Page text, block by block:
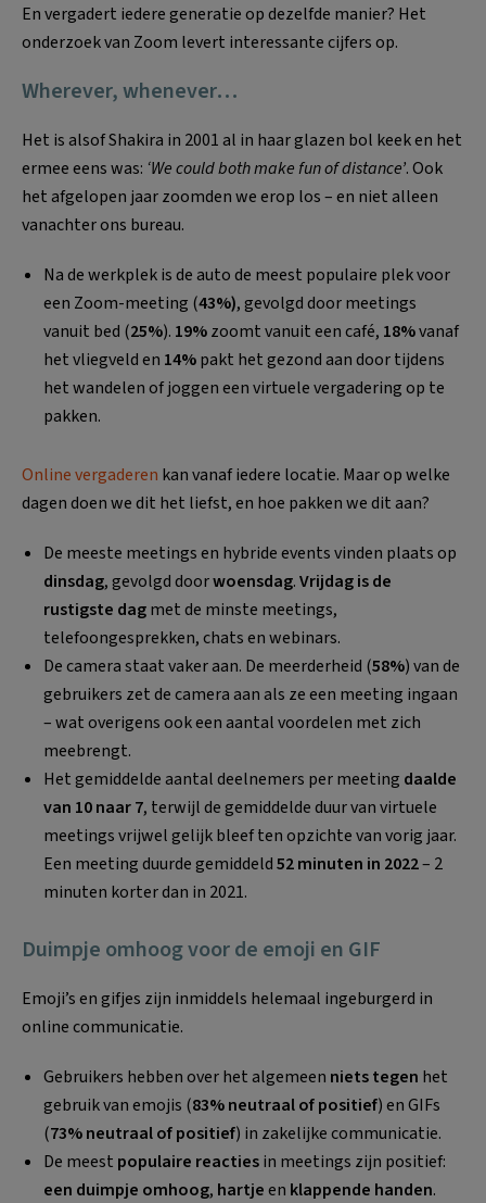
En vergadert iedere generatie op dezelfde manier? Het
onderzoek van Zoom levert interessante cijfers op.
Wherever, whenever…
Het is alsof Shakira in 2001 al in haar glazen bol keek en het
ermee eens was: ‘We could both make fun of distance’. Ook
het afgelopen jaar zoomden we erop los – en niet alleen
vanachter ons bureau.
Na de werkplek is de auto de meest populaire plek voor
een Zoom-meeting (43%), gevolgd door meetings
vanuit bed (25%). 19%zoomt vanuit een café, 18%vanaf
het vliegveld en 14%pakt het gezond aan door tijdens
het wandelen of joggen een virtuele vergadering op te
pakken.
Online vergaderen kan vanaf iedere locatie. Maar op welke
dagen doen we dit het liefst, en hoe pakken we dit aan?
De meeste meetings en hybride events vinden plaats op
dinsdag, gevolgd doorwoensdag.Vrijdag is de
rustigste dagmet de minste meetings,
telefoongesprekken, chats en webinars.
De camera staat vaker aan. De meerderheid (58%) van de
gebruikers zet de camera aan als ze een meeting ingaan
– wat overigens ook een aantal voordelen met zich
meebrengt.
Het gemiddelde aantal deelnemers per meeting daalde
van 10 naar 7, terwijl de gemiddelde duur van virtuele
meetings vrijwel gelijk bleef ten opzichte van vorig jaar.
Een meeting duurde gemiddeld52 minuten in 2022– 2
minuten korter dan in 2021.
Duimpje omhoog voor de emoji en GIF
Emoji’s en gifjes zijn inmiddels helemaal ingeburgerd in
online communicatie.
Gebruikers hebben over het algemeen niets tegen het
gebruik van emojis (83% neutraal of positief) en GIFs
(73% neutraal of positief) in zakelijke communicatie.
De meest populaire reactiesin meetings zijn positief:
een duimpje omhoog, hartjeen klappende handen.